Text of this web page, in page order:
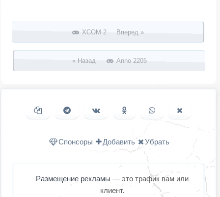
Запись навигация
XCOM 2 Вперед »
« Назад Anno 2205
Копировать ссылкуПоделиться в Telegram
Поделиться ВКонтакте
Поделиться в
Одноклассниках
Поделиться в
WhatsAppв X
Спонсоры Добавить Убрать
Размещение рекламы — это трафик вам или
клиент.